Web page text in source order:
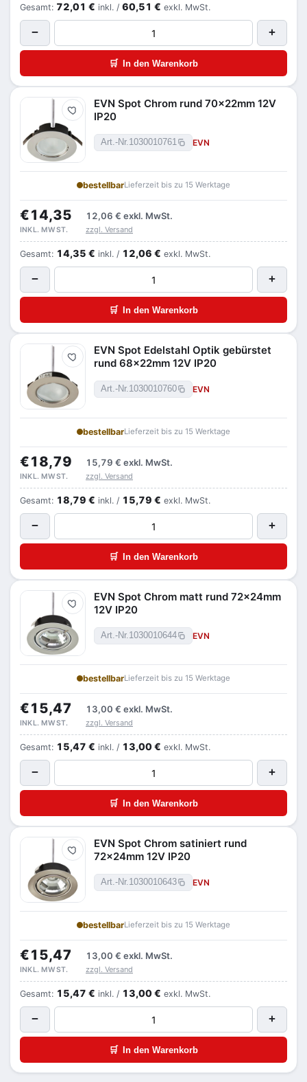
Gesamt: 72,01 € inkl. / 60,51 € exkl. MwSt.
− +
🛒 In den Warenkorb
Merken
EVN Spot Chrom rund 70x22mm 12V
IP20
Art.-Nr.1030010761 EVN
bestellbarLieferzeit bis zu 15 Werktage
€14,35 12,06 € exkl. MwSt.
INKL. MWST. zzgl. Versand
Gesamt: 14,35 € inkl. / 12,06 € exkl. MwSt.
− +
🛒 In den Warenkorb
Merken
EVN Spot Edelstahl Optik gebürstet
rund 68x22mm 12V IP20
Art.-Nr.1030010760 EVN
bestellbarLieferzeit bis zu 15 Werktage
€18,79 15,79 € exkl. MwSt.
INKL. MWST. zzgl. Versand
Gesamt: 18,79 € inkl. / 15,79 € exkl. MwSt.
− +
🛒 In den Warenkorb
Merken
EVN Spot Chrom matt rund 72x24mm
12V IP20
Art.-Nr.1030010644 EVN
bestellbarLieferzeit bis zu 15 Werktage
€15,47 13,00 € exkl. MwSt.
INKL. MWST. zzgl. Versand
Gesamt: 15,47 € inkl. / 13,00 € exkl. MwSt.
− +
🛒 In den Warenkorb
Merken
EVN Spot Chrom satiniert rund
72x24mm 12V IP20
Art.-Nr.1030010643 EVN
bestellbarLieferzeit bis zu 15 Werktage
€15,47 13,00 € exkl. MwSt.
INKL. MWST. zzgl. Versand
Gesamt: 15,47 € inkl. / 13,00 € exkl. MwSt.
− +
🛒 In den Warenkorb